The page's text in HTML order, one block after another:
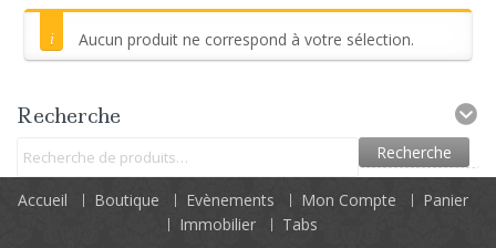
Aucun produit ne correspond à votre sélection.
Recherche
Recherche
Accueil Boutique Evènements Mon Compte
Panier
Immobilier
Tabs